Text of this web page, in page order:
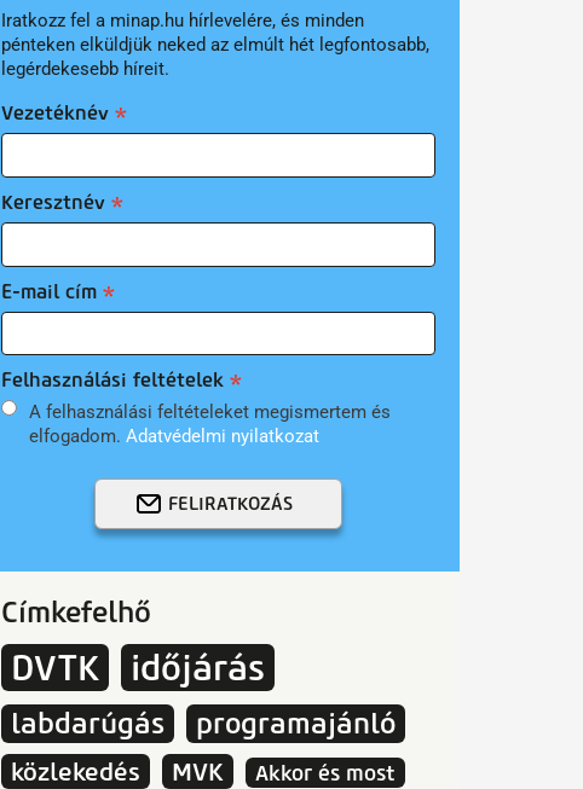
Iratkozz fel a minap.hu hírlevelére, és minden
pénteken elküldjük neked az elmúlt hét legfontosabb,
legérdekesebb híreit.
Vezetéknév
Keresztnév
E-mail cím
Felhasználási feltételek
A felhasználási feltételeket megismertem és
elfogadom. Adatvédelmi nyilatkozat
FELIRATKOZÁS
Címkefelhő
DVTK időjárás
labdarúgás programajánló
közlekedés MVK
Akkor és most